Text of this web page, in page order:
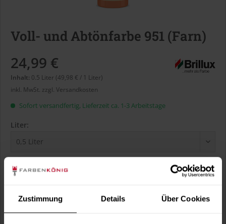
Zustimmung Details Über Cookies
Voll- und Abtönfarbe 951 (Farn)
24,99 €
Inhalt: 0.5 Liter (49,98 € / 1 Liter)
inkl. MwSt. zzgl. Versandkosten
Sofort versandfertig, Lieferzeit ca. 1-3 Arbeitstage
Liter:
Verbrauch berechnen
m²